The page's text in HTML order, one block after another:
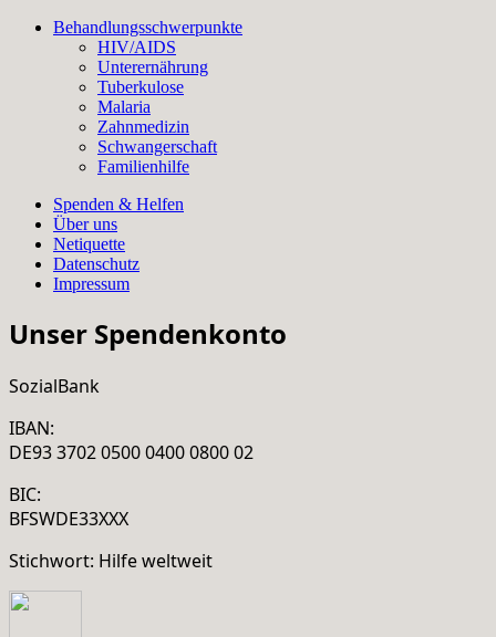
Behandlungsschwerpunkte
HIV/AIDS
Unterernährung
Tuberkulose
Malaria
Zahnmedizin
Schwangerschaft
Familienhilfe
Spenden & Helfen
Über uns
Netiquette
Datenschutz
Impressum
Unser Spendenkonto
SozialBank
IBAN:
DE93 3702 0500 0400 0800 02
BIC:
BFSWDE33XXX
Stichwort: Hilfe weltweit